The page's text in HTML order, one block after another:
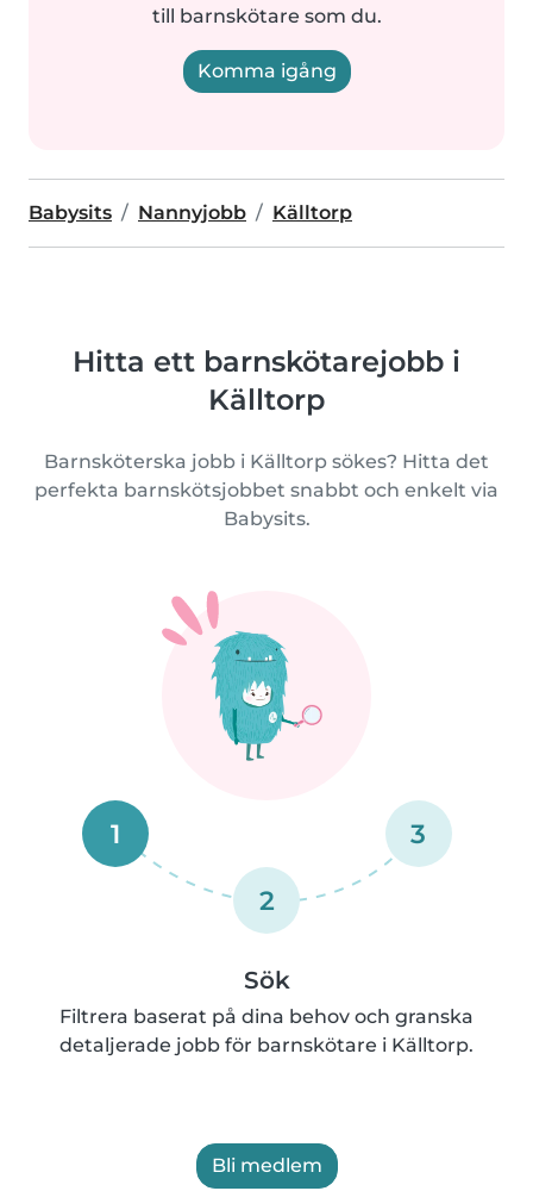
till barnskötare som du.
Komma igång
Babysits Nannyjobb Källtorp
Hitta ett barnskötarejobb i
Källtorp
Barnsköterska jobb i Källtorp sökes? Hitta det
perfekta barnskötsjobbet snabbt och enkelt via
Babysits.
1
2
3
Sök
Filtrera baserat på dina behov och granska
detaljerade jobb för barnskötare i Källtorp.
Bli medlem